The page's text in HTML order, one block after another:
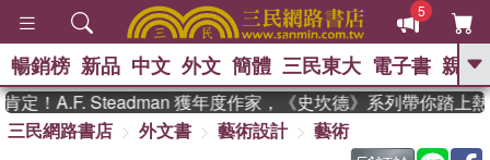
5
GO
熱搜： 東野圭吾 、
暢銷榜 新品 中文 外文 簡體 三民東大 電子書 親子
！A.F. Steadman 獲年度作家，《史坎德》系列帶你踏上熱
三民網路書店
外文書 藝術設計
藝術